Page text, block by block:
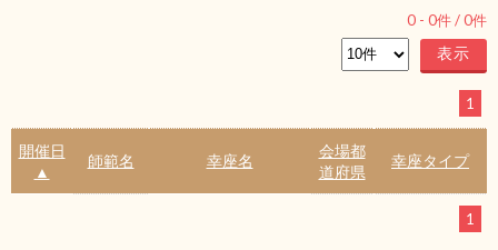
0 - 0件 /0件
1
開催日
▲
師範名 幸座名
会場都
道府県
幸座タイプ
1